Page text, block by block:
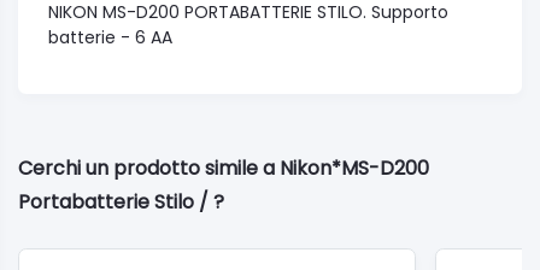
NIKON MS-D200 PORTABATTERIE STILO. Supporto
batterie - 6 AA
Cerchi un prodotto simile a Nikon*MS-D200
Portabatterie Stilo / ?